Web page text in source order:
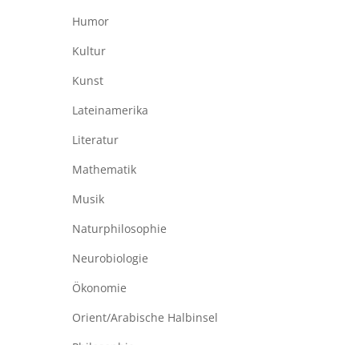
Humor
Kultur
Kunst
Lateinamerika
Literatur
Mathematik
Musik
Naturphilosophie
Neurobiologie
Ökonomie
Orient/Arabische Halbinsel